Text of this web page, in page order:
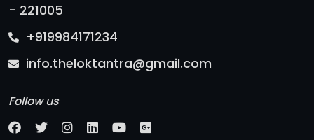
- 221005
+919984171234
info.theloktantra@gmail.com
Follow us